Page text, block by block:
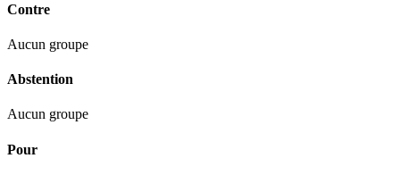
Contre
Aucun groupe
Abstention
Aucun groupe
Pour